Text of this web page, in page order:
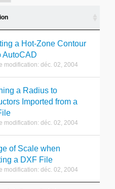
a Hot-Zone Contour
AutoCAD
modification: déc. 02, 2004
a Radius to
Imported from a
modification: déc. 02, 2004
of Scale when
a DXF File
modification: déc. 02, 2004